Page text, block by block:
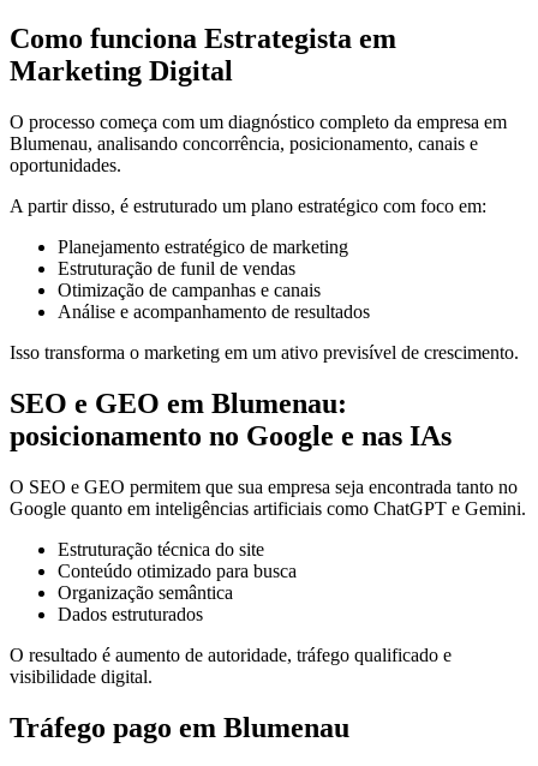
Como funciona Estrategista em
Marketing Digital
O processo começa com um diagnóstico completo da empresa em
Blumenau, analisando concorrência, posicionamento, canais e
oportunidades.
A partir disso, é estruturado um plano estratégico com foco em:
Planejamento estratégico de marketing
Estruturação de funil de vendas
Otimização de campanhas e canais
Análise e acompanhamento de resultados
Isso transforma o marketing em um ativo previsível de crescimento.
SEO e GEO em Blumenau:
posicionamento no Google e nas IAs
O SEO e GEO permitem que sua empresa seja encontrada tanto no
Google quanto em inteligências artificiais como ChatGPT e Gemini.
Estruturação técnica do site
Conteúdo otimizado para busca
Organização semântica
Dados estruturados
O resultado é aumento de autoridade, tráfego qualificado e
visibilidade digital.
Tráfego pago em Blumenau